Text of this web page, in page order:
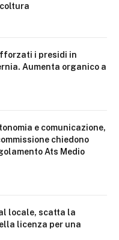
i presidi in
Aumenta organico a
e comunicazione,
chiedono
Ats Medio
locale, scatta la
licenza per una